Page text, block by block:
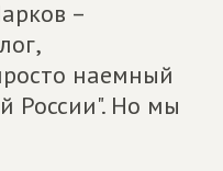
–
наемный
России". Но мы